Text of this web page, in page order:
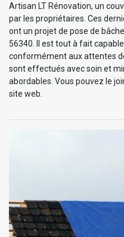
Artisan LT Rénovation, un
par les propriétaires. Ces
ont un projet de pose de
56340. Il est tout à fait
conformément aux attentes
sont effectués avec soin et
abordables. Vous pouvez le
site web.